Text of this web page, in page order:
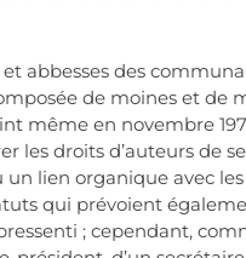
abbesses des
de moines et de
même en novembre
les droits d’auteurs de
lien organique avec
qui prévoient
; cependant,